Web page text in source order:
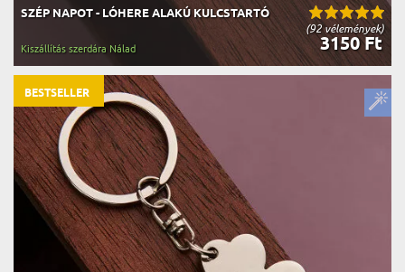
(92 vélemények)
SZÉP NAPOT - LÓHERE ALAKÚ KULCSTARTÓ
3150 Ft
Kiszállítás szerdára Nálad
BESTSELLER